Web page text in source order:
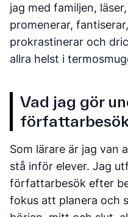
jag med familjen,
promenerar,
prokrastinerar och
allra helst i
Vad jag gör
Som lärare är jag van
stå inför elever. Jag
författarbesök efter
fokus att planera och